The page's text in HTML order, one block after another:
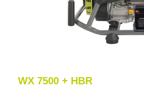
WX 7500 + HBR